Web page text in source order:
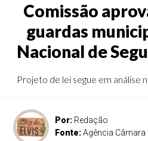
Comissão
guardas
Nacional de
Projeto de lei segue em análise
Por: Redação
Fonte:Agência Câmara